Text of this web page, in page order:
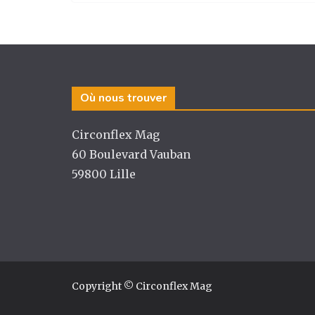
g
m
b
o
k
dI er
Où nous trouver
Circonflex Mag
60 Boulevard Vauban
59800 Lille
Copyright © Circonflex Mag